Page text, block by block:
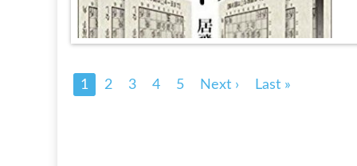
1 2 3 4 5 Next › Last »